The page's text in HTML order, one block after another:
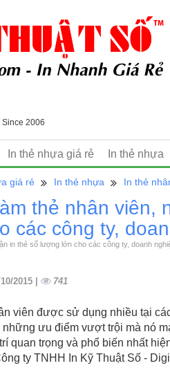
Since 2006
In thẻ nhựa giá rẻ In thẻ nhựa
giá rẻ In thẻ nhựa In thẻ
thẻ nhân viên,
các công ty,
in thẻ số lượng lớn cho các công ty, doanh
10/2015 | 741
viên được sử dụng nhiều tại
ưu điểm vượt trội mà nó
quan trọng và phổ biến nhất
ty TNHH In Kỹ Thuật Số -